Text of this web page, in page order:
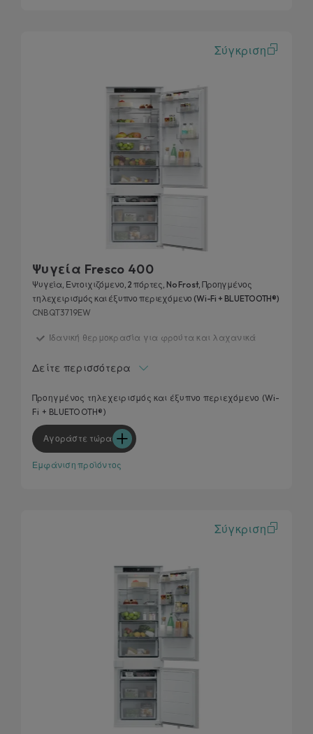
Σύγκριση
Ψυγεία Fresco 400
Ψυγεία, Εντοιχιζόμενο, 2 πόρτες, No Frost, Προηγμένος
τηλεχειρισμός και έξυπνο περιεχόμενο (Wi-Fi + BLUETOOTH®)
CNBQT3719EW
Ιδανική θερμοκρασία για φρούτα και λαχανικά
Total no frost
E Class
Ένας κόσμος περιεχομένου εντός εφαρμογής
Δείτε περισσότερα
Προηγμένος τηλεχειρισμός και έξυπνο περιεχόμενο (Wi-
Fi + BLUETOOTH®)
Αγοράστε τώρα
Εμφάνιση προϊόντος
Σύγκριση